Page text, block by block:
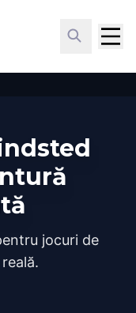
jocuri de